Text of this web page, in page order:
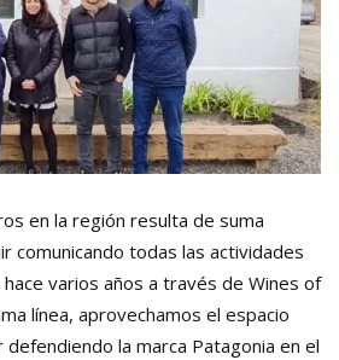
en la región resulta de suma
comunicando todas las actividades
varios años a través de Wines of
línea, aprovechamos el espacio
la marca Patagonia en el